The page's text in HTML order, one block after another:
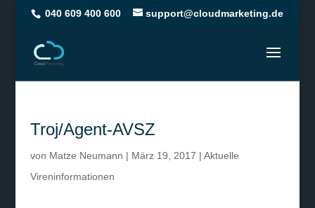
040 609 400 600 support@cloudmarketing.de
Troj/Agent-AVSZ
von Matze Neumann | März 19, 2017 | Aktuelle
Vireninformationen